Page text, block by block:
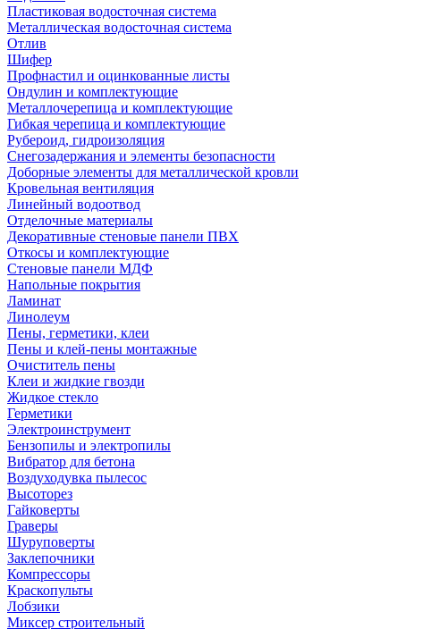
Пластиковая водосточная система
Металлическая водосточная система
Отлив
Шифер
Профнастил и оцинкованные листы
Ондулин и комплектующие
Металлочерепица и комплектующие
Гибкая черепица и комплектующие
Рубероид, гидроизоляция
Снегозадержания и элементы безопасности
Доборные элементы для металлической кровли
Кровельная вентиляция
Линейный водоотвод
Отделочные материалы
Декоративные стеновые панели ПВХ
Откосы и комплектующие
Стеновые панели МДФ
Напольные покрытия
Ламинат
Линолеум
Пены, герметики, клеи
Пены и клей-пены монтажные
Очиститель пены
Клеи и жидкие гвозди
Жидкое стекло
Герметики
Электроинструмент
Бензопилы и электропилы
Вибратор для бетона
Воздуходувка пылесос
Высоторез
Гайковерты
Граверы
Шуруповерты
Заклепочники
Компрессоры
Краскопульты
Лобзики
Миксер строительный